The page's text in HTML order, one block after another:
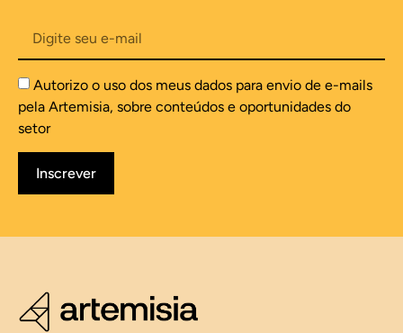
Autorizo o uso dos meus dados para envio de e-mails
pela Artemisia, sobre conteúdos e oportunidades do
setor
Inscrever